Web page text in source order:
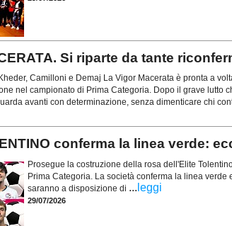
Si riparte da tante
Camilloni e Demaj La Vigor Macerata è pronta a
nel campionato di Prima Categoria. Dopo il grave lutto
avanti con determinazione, senza dimenticare chi
conferma la linea verde:
Prosegue la costruzione della rosa dell'Elite
Prima Categoria. La società conferma la linea verde
saranno a disposizione di ... leggi
29/07/2026